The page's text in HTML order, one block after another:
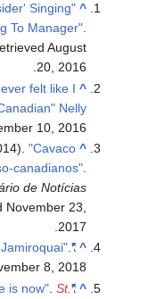
Singing
To Manager"
. RetrievedAugust
20,2016
.
""I never felt like I
Canadian" Nelly
10,2016
2014)."Cavaco
luso-canadianos"
Diário de Notícias(in البرتغالية). Archived from
November 23,
2017
.
"Album review: Nelly Furtado and Jamiroquai"
.
November 8,2018
"Floridian: The musical future is now"
.St.